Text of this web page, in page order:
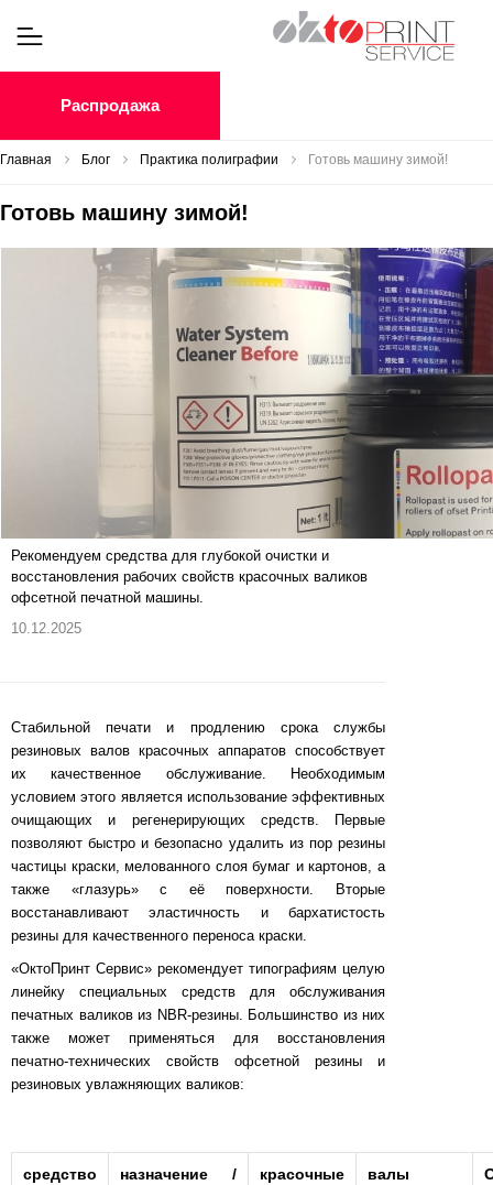
Распродажа
Главная Блог Практика полиграфии Готовь машину зимой!
Готовь машину зимой!
Рекомендуем средства для глубокой очистки и
восстановления рабочих свойств красочных валиков
офсетной печатной машины.
10.12.2025
Стабильной печати и продлению срока службы
резиновых валов красочных аппаратов способствует
их качественное обслуживание. Необходимым
условием этого является использование эффективных
очищающих и регенерирующих средств. Первые
позволяют быстро и безопасно удалить из пор резины
частицы краски, мелованного слоя бумаг и картонов, а
также «глазурь» с её поверхности. Вторые
восстанавливают эластичность и бархатистость
резины для качественного переноса краски.
«ОктоПринт Сервис» рекомендует типографиям целую
линейку специальных средств для обслуживания
печатных валиков из NBR-резины. Большинство из них
также может применяться для восстановления
печатно-технических свойств офсетной резины и
резиновых увлажняющих валиков:
средство
назначение /
красочные
валы